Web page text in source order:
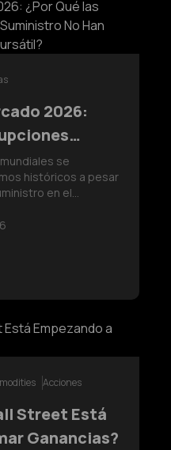
2026:
No Han
Rally
se
históricos a pesar
en el
de 200
inversi
Acciones
Street Está
Ganancias?